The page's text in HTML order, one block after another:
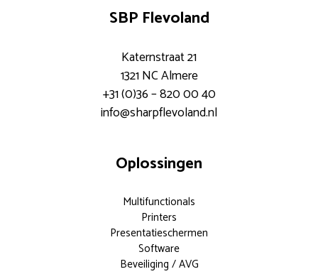
SBP Flevoland
Katernstraat 21
1321 NC Almere
+31 (0)36 – 820 00 40
info@sharpflevoland.nl
Oplossingen
Multifunctionals
Printers
Presentatieschermen
Software
Beveiliging / AVG